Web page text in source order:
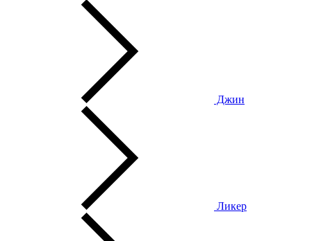
Джин
Ликер